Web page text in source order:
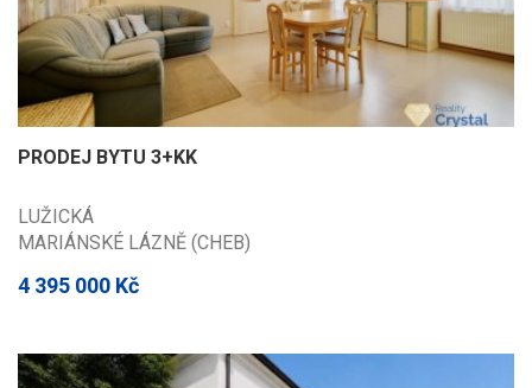
PRODEJ BYTU 3+KK
LUŽICKÁ
MARIÁNSKÉ LÁZNĚ (CHEB)
4 395 000 Kč